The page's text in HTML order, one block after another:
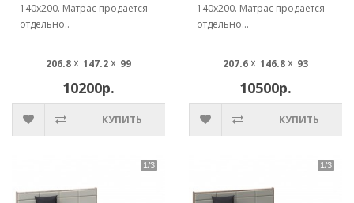
140х200. Матрас продается
отдельно..
206.8 ☓ 147.2 ☓ 99
10200р.
КУПИТЬ
140х200. Матрас продается
отдельно...
207.6 ☓ 146.8 ☓ 93
10500р.
КУПИТЬ